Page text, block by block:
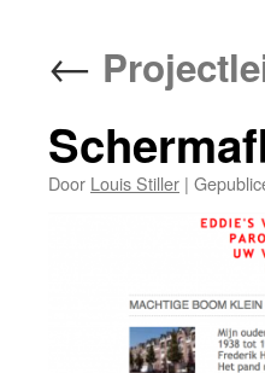
←
Door Louis Stiller |